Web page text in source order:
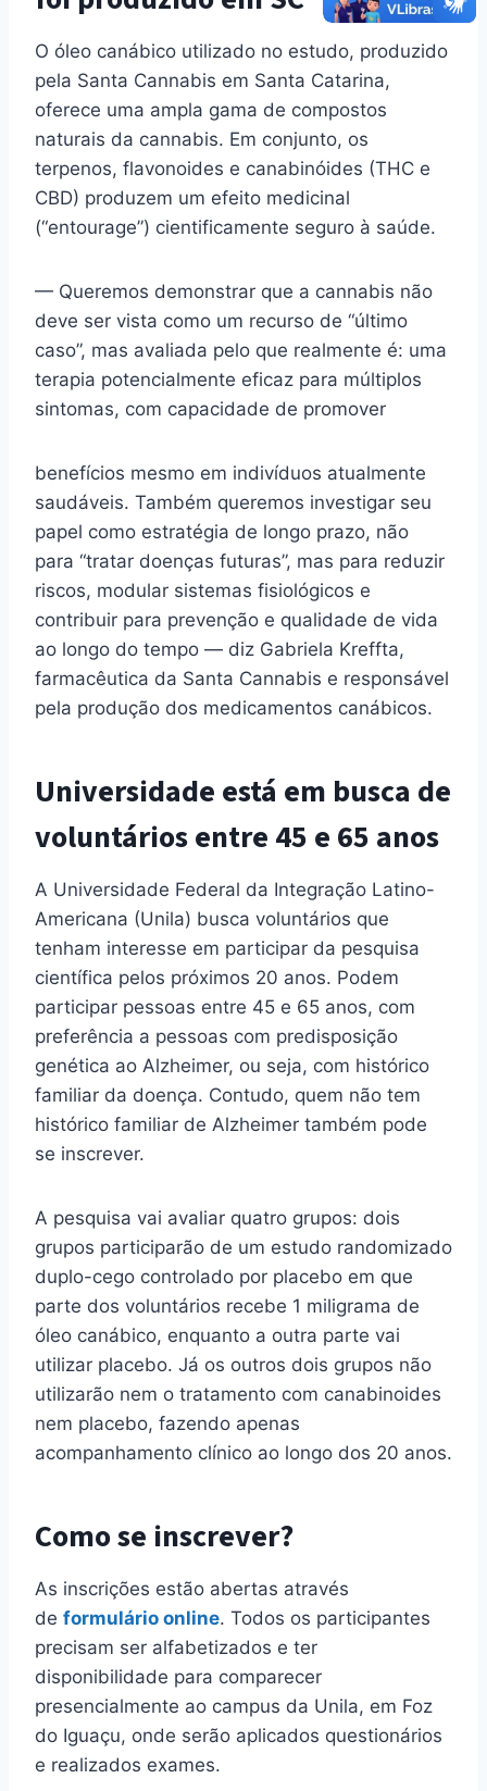
O óleo canábico utilizado no estudo, produzido
pela Santa Cannabis em Santa Catarina,
oferece uma ampla gama de compostos
naturais da cannabis. Em conjunto, os
terpenos, flavonoides e canabinóides (THC e
CBD) produzem um efeito medicinal
(“entourage”) cientificamente seguro à saúde.
— Queremos demonstrar que a cannabis não
deve ser vista como um recurso de “último
caso”, mas avaliada pelo que realmente é: uma
terapia potencialmente eficaz para múltiplos
sintomas, com capacidade de promover
benefícios mesmo em indivíduos atualmente
saudáveis. Também queremos investigar seu
papel como estratégia de longo prazo, não
para “tratar doenças futuras”, mas para reduzir
riscos, modular sistemas fisiológicos e
contribuir para prevenção e qualidade de vida
ao longo do tempo — diz Gabriela Kreffta,
farmacêutica da Santa Cannabis e responsável
pela produção dos medicamentos canábicos.
Universidade está em busca de
voluntários entre 45 e 65 anos
A Universidade Federal da Integração Latino-
Americana (Unila) busca voluntários que
tenham interesse em participar da pesquisa
científica pelos próximos 20 anos. Podem
participar pessoas entre 45 e 65 anos, com
preferência a pessoas com predisposição
genética ao Alzheimer, ou seja, com histórico
familiar da doença. Contudo, quem não tem
histórico familiar de Alzheimer também pode
se inscrever.
A pesquisa vai avaliar quatro grupos: dois
grupos participarão de um estudo randomizado
duplo-cego controlado por placebo em que
parte dos voluntários recebe 1 miligrama de
óleo canábico, enquanto a outra parte vai
utilizar placebo. Já os outros dois grupos não
utilizarão nem o tratamento com canabinoides
nem placebo, fazendo apenas
acompanhamento clínico ao longo dos 20 anos.
Como se inscrever?
As inscrições estão abertas através
de formulário online. Todos os participantes
precisam ser alfabetizados e ter
disponibilidade para comparecer
presencialmente ao campus da Unila, em Foz
do Iguaçu, onde serão aplicados questionários
e realizados exames.